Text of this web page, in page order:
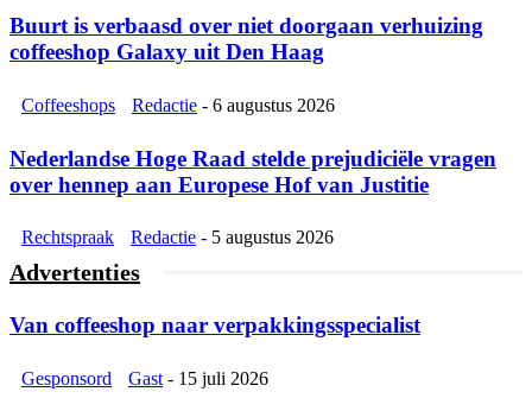
Buurt is verbaasd over niet doorgaan verhuizing
coffeeshop Galaxy uit Den Haag
Coffeeshops Redactie - 6 augustus 2026
Nederlandse Hoge Raad stelde prejudiciële vragen
over hennep aan Europese Hof van Justitie
Rechtspraak Redactie - 5 augustus 2026
Advertenties
Van coffeeshop naar verpakkingsspecialist
Gesponsord Gast - 15 juli 2026